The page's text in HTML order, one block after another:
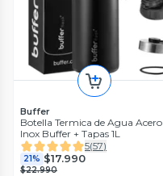
Buffer
Botella Termica de Agua Acero
Inox Buffer + Tapas 1L
5(57)
21% $17.990
$22.990